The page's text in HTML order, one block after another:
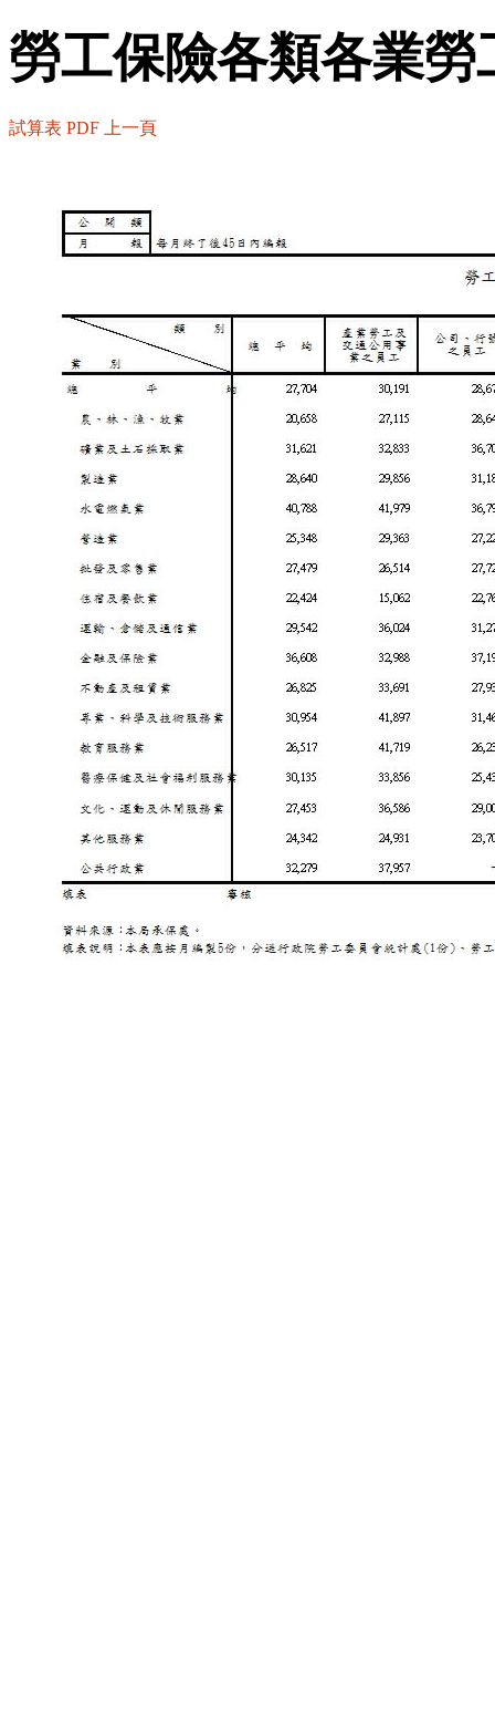
勞工保險各類各業
試算表 PDF 上一頁